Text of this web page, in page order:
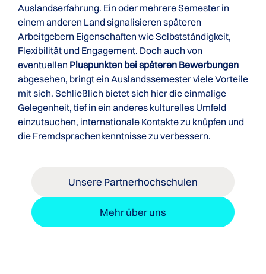
Auslandserfahrung. Ein oder mehrere Semester in
einem anderen Land signalisieren späteren
Arbeitgebern Eigenschaften wie Selbstständigkeit,
Flexibilität und Engagement. Doch auch von
eventuellen Pluspunkten bei späteren Bewerbungen
abgesehen, bringt ein Auslandssemester viele Vorteile
mit sich. Schließlich bietet sich hier die einmalige
Gelegenheit, tief in ein anderes kulturelles Umfeld
einzutauchen, internationale Kontakte zu knüpfen und
die Fremdsprachenkenntnisse zu verbessern.
Unsere Partnerhochschulen
Mehr über uns